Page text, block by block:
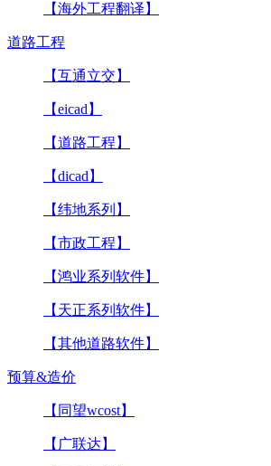
【海外工程翻译】
道路工程
【互通立交】
【eicad】
【道路工程】
【dicad】
【纬地系列】
【市政工程】
【鸿业系列软件】
【天正系列软件】
【其他道路软件】
预算&造价
【同望wcost】
【广联达】